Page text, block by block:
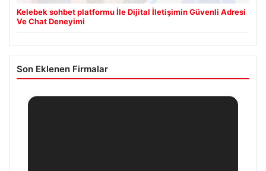
Kelebek sohbet platformu İle Dijital İletişimin Güvenli Adresi
Ve Chat Deneyimi
Son Eklenen Firmalar